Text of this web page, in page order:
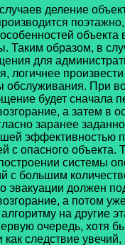
деление
Таким образом, в
для
логичнее
обслуживания. При
будет сначала
а затем в
заранее
эффективностью
с опасного объекта.
системы
с большим
эвакуации должен
а потом
на другие
очередь, хотя
как следствие